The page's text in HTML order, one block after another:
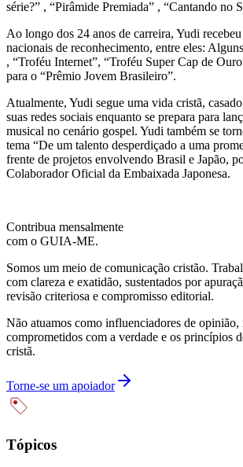
série?” , “Pirâmide Premiada” , “Cantando no
Ao longo dos 24 anos de carreira, Yudi
nacionais de reconhecimento, entre eles:
, “Troféu Internet”, “Troféu Super Cap de
para o “Prêmio Jovem Brasileiro”.
Atualmente, Yudi segue uma vida cristã,
suas redes sociais enquanto se prepara para
musical no cenário gospel. Yudi também se
tema “De um talento desperdiçado a uma
frente de projetos envolvendo Brasil e Japão,
Colaborador Oficial da Embaixada Japonesa.
Contribua mensalmente
com o GUIA-ME.
Somos um meio de comunicação cristão.
com clareza e exatidão, sustentados por
revisão criteriosa e compromisso editorial.
Não atuamos como influenciadores de opinião,
comprometidos com a verdade e os princípios
cristã.
Torne-se um apoiador
Tópicos